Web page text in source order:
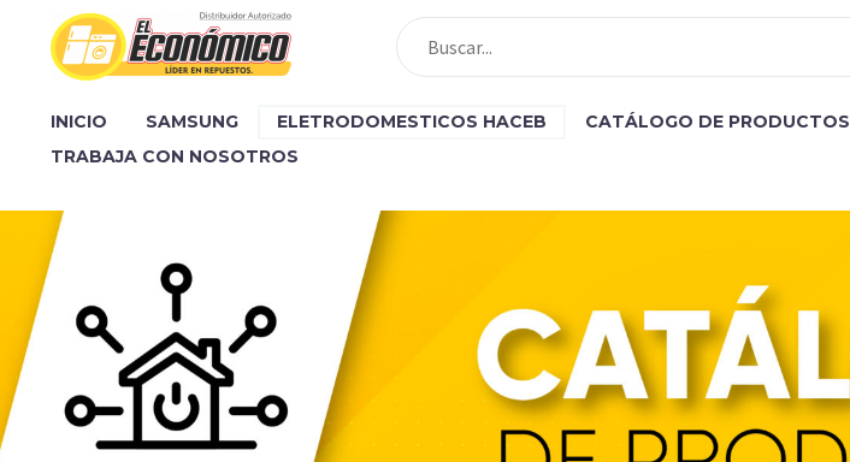
INICIO SAMSUNG ELETRODOMESTICOS HACEB CATÁLOGO DE PRODUCTOS
TRABAJA CON NOSOTROS